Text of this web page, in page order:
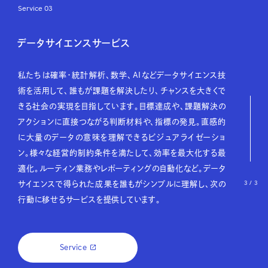
Service 03
データサイエンスサービス
私たちは確率・統計解析、数学、AIなどデータサイエンス技
術を活用して、誰もが課題を解決したり、チャンスを大きくで
きる社会の実現を目指しています。目標達成や、課題解決の
アクションに直接つながる判断材料や、指標の発見。直感的
に大量のデータの意味を理解できるビジュアライゼーショ
ン。様々な経営的制約条件を満たして、効率を最大化する最
適化。ルーティン業務やレポーティングの自動化など。データ
サイエンスで得られた成果を誰もがシンプルに理解し、次の
行動に移せるサービスを提供しています。
Service
3 / 3